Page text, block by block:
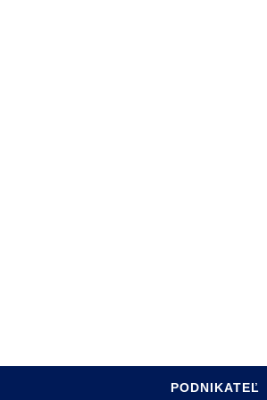
INTERREG PL-SK
PODNIKATEĽ